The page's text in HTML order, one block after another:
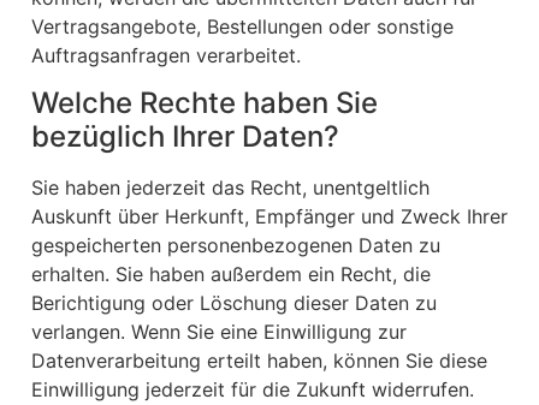
Vertragsangebote, Bestellungen oder sonstige
Auftragsanfragen verarbeitet.
Welche Rechte haben Sie
bezüglich Ihrer Daten?
Sie haben jederzeit das Recht, unentgeltlich
Auskunft über Herkunft, Empfänger und Zweck Ihrer
gespeicherten personenbezogenen Daten zu
erhalten. Sie haben außerdem ein Recht, die
Berichtigung oder Löschung dieser Daten zu
verlangen. Wenn Sie eine Einwilligung zur
Datenverarbeitung erteilt haben, können Sie diese
Einwilligung jederzeit für die Zukunft widerrufen.